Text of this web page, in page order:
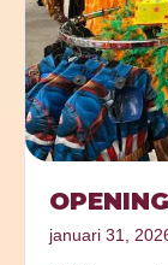
januari 31,